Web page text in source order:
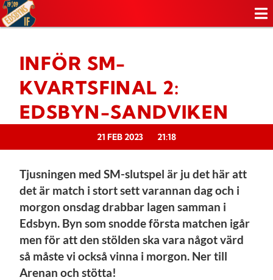
INFÖR SM-
KVARTSFINAL 2:
EDSBYN-SANDVIKEN
21 FEB 2023 21:18
Tjusningen med SM-slutspel är ju det här att
det är match i stort sett varannan dag och i
morgon onsdag drabbar lagen samman i
Edsbyn. Byn som snodde första matchen igår
men för att den stölden ska vara något värd
så måste vi också vinna i morgon. Ner till
Arenan och stötta!